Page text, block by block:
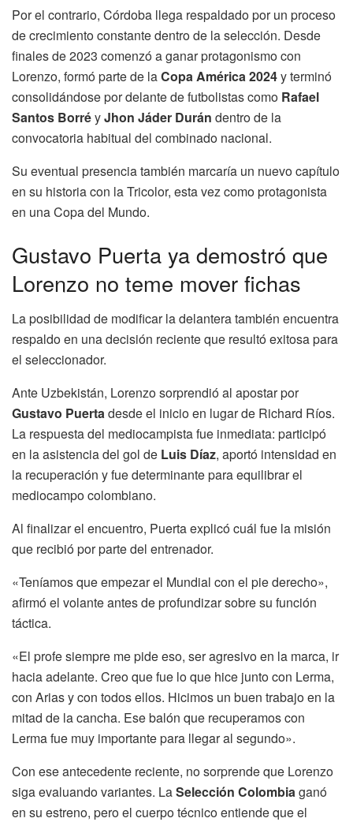
Por el contrario, Córdoba llega respaldado por un proceso
de crecimiento constante dentro de la selección. Desde
finales de 2023 comenzó a ganar protagonismo con
Lorenzo, formó parte de laCopa América 2024y terminó
consolidándose por delante de futbolistas como Rafael
Santos BorréyJhon Jáder Durán dentro de la
convocatoria habitual del combinado nacional.
Su eventual presencia también marcaría un nuevo capítulo
en su historia con la Tricolor, esta vez como protagonista
en una Copa del Mundo.
Gustavo Puerta ya demostró que
Lorenzo no teme mover fichas
La posibilidad de modificar la delantera también encuentra
respaldo en una decisión reciente que resultó exitosa para
el seleccionador.
Ante Uzbekistán, Lorenzo sorprendió al apostar por
Gustavo Puerta desde el inicio en lugar de Richard Ríos.
La respuesta del mediocampista fue inmediata: participó
en la asistencia del gol de Luis Díaz, aportó intensidad en
la recuperación y fue determinante para equilibrar el
mediocampo colombiano.
Al finalizar el encuentro, Puerta explicó cuál fue la misión
que recibió por parte del entrenador.
«Teníamos que empezar el Mundial con el pie derecho»,
afirmó el volante antes de profundizar sobre su función
táctica.
«El profe siempre me pide eso, ser agresivo en la marca, ir
hacia adelante. Creo que fue lo que hice junto con Lerma,
con Arias y con todos ellos. Hicimos un buen trabajo en la
mitad de la cancha. Ese balón que recuperamos con
Lerma fue muy importante para llegar al segundo».
Con ese antecedente reciente, no sorprende que Lorenzo
siga evaluando variantes. LaSelección Colombia ganó
en su estreno, pero el cuerpo técnico entiende que el